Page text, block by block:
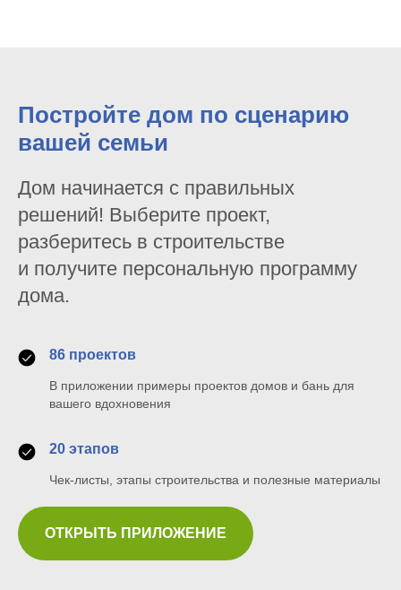
Постройте дом по сценарию
вашей семьи
Дом начинается с правильных
решений! Выберите проект,
разберитесь в строительстве
и получите персональную программу
дома.
86 проектов
В приложении примеры проектов домов и бань для
вашего вдохновения
20 этапов
Чек-листы, этапы строительства и полезные материалы
ОТКРЫТЬ ПРИЛОЖЕНИЕ